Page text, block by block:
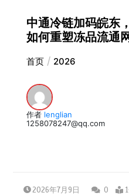
中通冷链加码皖东
如何重塑冻品流通
首页 2026
作者 lenglian
1258078247@qq.com
2026年7月9日 0